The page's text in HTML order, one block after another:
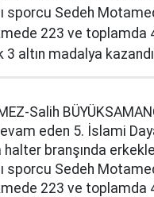
sporcu Sedeh
223 ve toplamda
3 altın madalya
Salih
eden 5. İslami
halter branşında
sporcu Sedeh
223 ve toplamda